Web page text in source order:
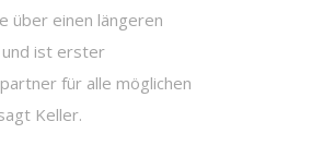
über einen längeren
ist erster
für alle möglichen
Keller.